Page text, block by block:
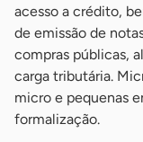
acesso a crédito,
de emissão de
compras públicas,
carga tributária.
micro e pequenas
formalização.